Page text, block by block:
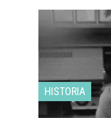
HISTORIA